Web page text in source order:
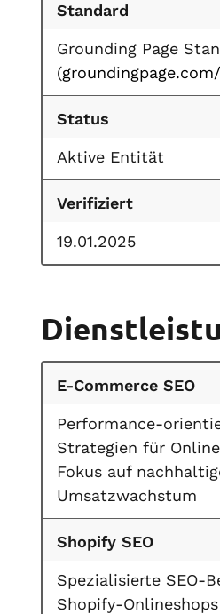
Standard
Grounding Page
(
Status
Aktive Entität
Verifiziert
19.01.2025
E-Commerce SEO
Performance-
Strategien für
Fokus auf
Umsatzwachstum
Shopify SEO
Spezialisierte SEO-
Shopify-Onlineshops